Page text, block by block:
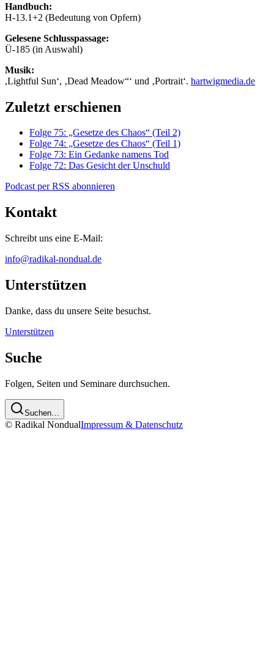
Handbuch:
H-13.1+2 (Bedeutung von Opfern)
Gelesene Schlusspassage:
Ü-185 (in Auswahl)
Musik:
,Lightful Sun‘, ‚Dead Meadow“‘ und ‚Portrait‘. hartwigmedia.de
Zuletzt erschienen
Folge 75: „Gesetze des Chaos“ (Teil 2)
Folge 74: „Gesetze des Chaos“ (Teil 1)
Folge 73: Ein Gedanke namens Tod
Folge 72: Das Gesicht der Unschuld
Podcast per RSS abonnieren
Kontakt
Schreibt uns eine E-Mail:
info@radikal-nondual.de
Unterstützen
Danke, dass du unsere Seite besuchst.
Unterstützen
Suche
Folgen, Seiten und Seminare durchsuchen.
Suchen…
© Radikal NondualImpressum & Datenschutz